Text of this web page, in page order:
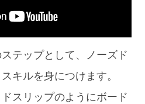
テップとして、ノーズド
キルを身につけます。
スリップのようにボード